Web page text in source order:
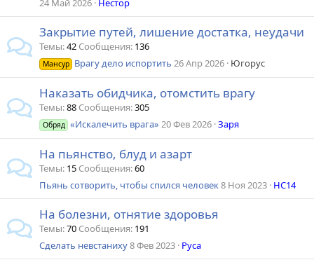
24 Май 2026 Нестор
Закрытие путей, лишение достатка, неудачи
Темы 42 Сообщения 136
Мансур Врагу дело испортить 26 Апр 2026 Югорус
Наказать обидчика, отомстить врагу
Темы 88 Сообщения 305
Обряд «Искалечить врага» 20 Фев 2026 Заря
На пьянство, блуд и азарт
Темы 15 Сообщения 60
Пьянь сотворить, чтобы спился человек8 Ноя 2023 HC14
На болезни, отнятие здоровья
Темы 70 Сообщения 191
Сделать невстаниху8 Фев 2023 Руса